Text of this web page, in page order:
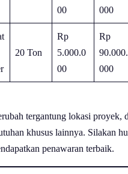
00
000
20 Ton
Rp
5.000.0
00
Rp
90.000.
000
tergantung lokasi proyek,
khusus lainnya. Silakan
penawaran terbaik.